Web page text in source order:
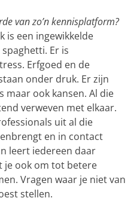
van zo’n kennisplatform?
is een ingewikkelde
Er is
Erfgoed en de
onder druk. Er zijn
maar ook kansen. Al die
verweven met elkaar.
uit al die
en in contact
leert iedereen daar
je ook om tot betere
Vragen waar je niet van
stellen.